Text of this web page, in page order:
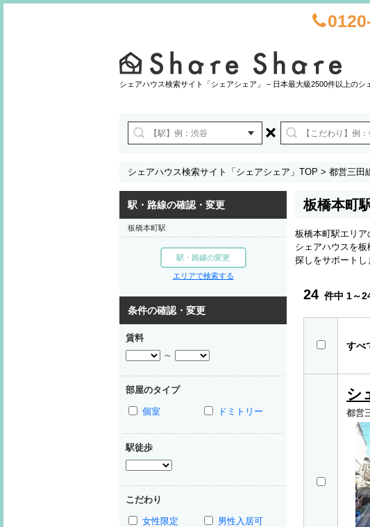
シェアハウス検索サイト「シェアシェア」 − 日本最大級2500件以上のシ
シェアハウス検索サイト「シェアシェア」TOP > 都営三田
板橋本町
板橋本町駅エリア
シェアハウスを
探しをサポートし
24 件中 1～
すべ
シ
都営
駅・路線の確認・変更
板橋本町駅
駅・路線の変更
エリアで検索する
条件の確認・変更
賃料
～
部屋のタイプ
個室 ドミトリー
駅徒歩
こだわり
女性限定 男性入居可